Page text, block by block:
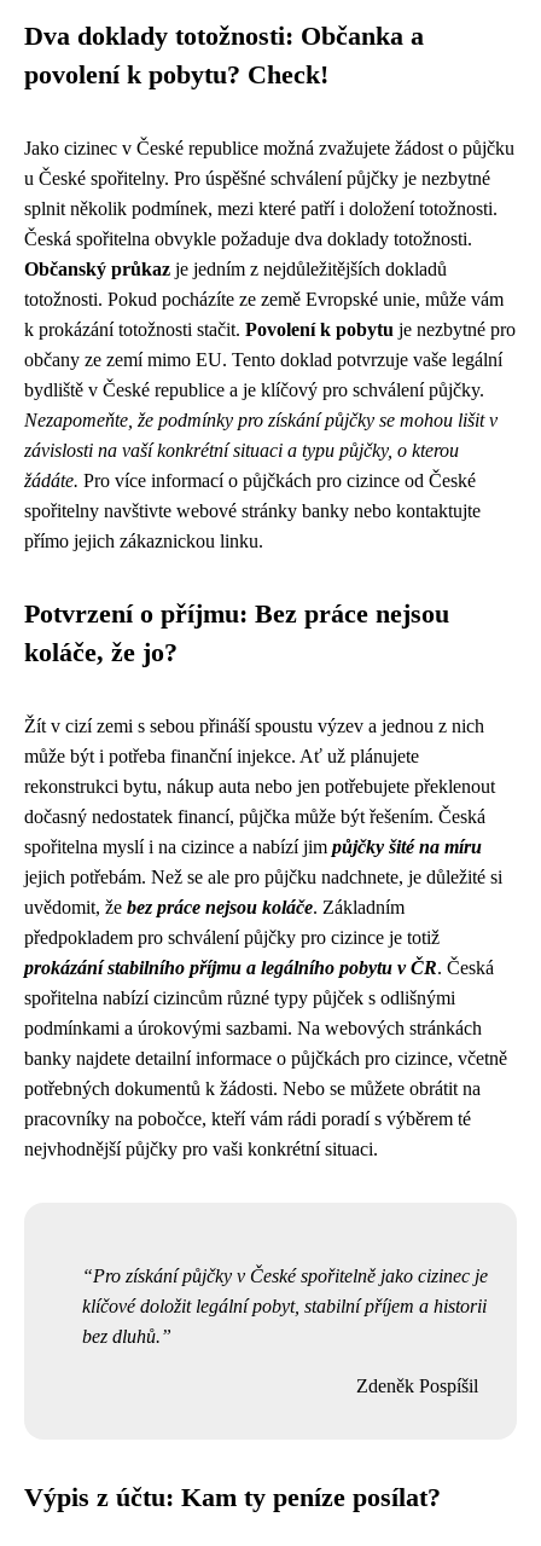
Dva doklady totožnosti: Občanka a
povolení k pobytu? Check!
Jako cizinec v České republice možná zvažujete žádost o půjčku
u České spořitelny. Pro úspěšné schválení půjčky je nezbytné
splnit několik podmínek, mezi které patří i doložení totožnosti.
Česká spořitelna obvykle požaduje dva doklady totožnosti.
Občanský průkaz je jedním z nejdůležitějších dokladů
totožnosti. Pokud pocházíte ze země Evropské unie, může vám
k prokázání totožnosti stačit. Povolení k pobytu je nezbytné pro
občany ze zemí mimo EU. Tento doklad potvrzuje vaše legální
bydliště v České republice a je klíčový pro schválení půjčky.
Nezapomeňte, že podmínky pro získání půjčky se mohou lišit v
závislosti na vaší konkrétní situaci a typu půjčky, o kterou
žádáte. Pro více informací o půjčkách pro cizince od České
spořitelny navštivte webové stránky banky nebo kontaktujte
přímo jejich zákaznickou linku.
Potvrzení o příjmu: Bez práce nejsou
koláče, že jo?
Žít v cizí zemi s sebou přináší spoustu výzev a jednou z nich
může být i potřeba finanční injekce. Ať už plánujete
rekonstrukci bytu, nákup auta nebo jen potřebujete překlenout
dočasný nedostatek financí, půjčka může být řešením. Česká
spořitelna myslí i na cizince a nabízí jim půjčky šité na míru
jejich potřebám. Než se ale pro půjčku nadchnete, je důležité si
uvědomit, že bez práce nejsou koláče. Základním
předpokladem pro schválení půjčky pro cizince je totiž
prokázání stabilního příjmu a legálního pobytu v ČR. Česká
spořitelna nabízí cizincům různé typy půjček s odlišnými
podmínkami a úrokovými sazbami. Na webových stránkách
banky najdete detailní informace o půjčkách pro cizince, včetně
potřebných dokumentů k žádosti. Nebo se můžete obrátit na
pracovníky na pobočce, kteří vám rádi poradí s výběrem té
nejvhodnější půjčky pro vaši konkrétní situaci.
Pro získání půjčky v České spořitelně jako cizinec je
klíčové doložit legální pobyt, stabilní příjem a historii
bez dluhů.
Zdeněk Pospíšil
Výpis z účtu: Kam ty peníze posílat?